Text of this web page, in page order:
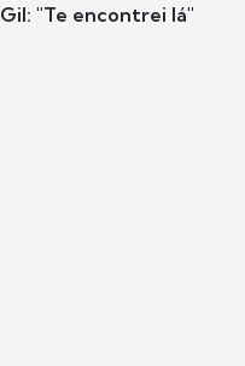
Gil: "Te encontrei lá"